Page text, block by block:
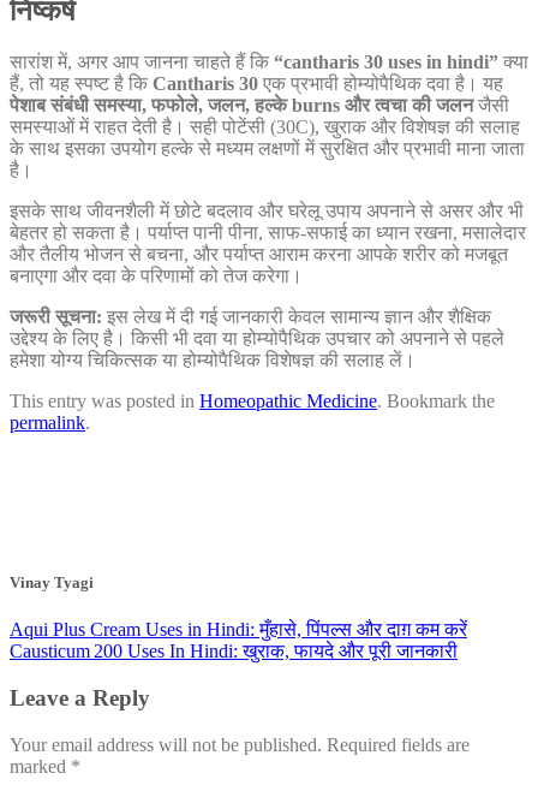
निष्कर्ष
सारांश में, अगर आप जानना चाहते हैं कि “cantharis 30 uses in hindi” क्या
हैं, तो यह स्पष्ट है कि Cantharis 30 एक प्रभावी होम्योपैथिक दवा है। यह
पेशाब संबंधी समस्या, फफोले, जलन, हल्के burns और त्वचा की जलनजैसी
समस्याओं में राहत देती है। सही पोटेंसी (30C), खुराक और विशेषज्ञ की सलाह
के साथ इसका उपयोग हल्के से मध्यम लक्षणों में सुरक्षित और प्रभावी माना जाता
है।
इसके साथ जीवनशैली में छोटे बदलाव और घरेलू उपाय अपनाने से असर और भी
बेहतर हो सकता है। पर्याप्त पानी पीना, साफ-सफाई का ध्यान रखना, मसालेदार
और तैलीय भोजन से बचना, और पर्याप्त आराम करना आपके शरीर को मजबूत
बनाएगा और दवा के परिणामों को तेज करेगा।
जरूरी सूचना: इस लेख में दी गई जानकारी केवल सामान्य ज्ञान और शैक्षिक
उद्देश्य के लिए है। किसी भी दवा या होम्योपैथिक उपचार को अपनाने से पहले
हमेशा योग्य चिकित्सक या होम्योपैथिक विशेषज्ञ की सलाह लें।
This entry was posted in Homeopathic Medicine. Bookmark the
permalink.
Vinay Tyagi
Aqui Plus Cream Uses in Hindi: मुँहासे, पिंपल्स और दाग़ कम करें
Causticum 200 Uses In Hindi: खुराक, फायदे और पूरी जानकारी
Leave a Reply
Your email address will not be published. Required fields are
marked *